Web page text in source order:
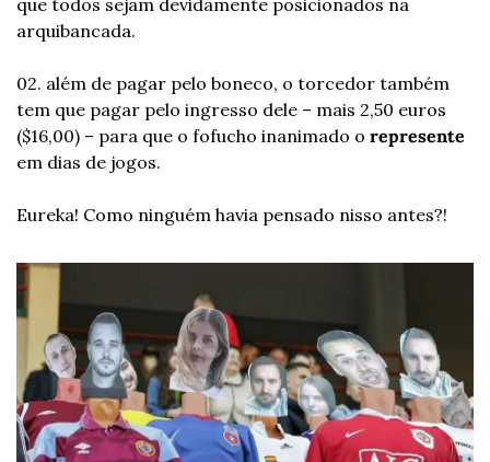
que todos sejam devidamente posicionados na
arquibancada.
02. além de pagar pelo boneco, o torcedor também
tem que pagar pelo ingresso dele – mais 2,50 euros
($16,00) – para que o fofucho inanimado o represente
em dias de jogos.
Eureka! Como ninguém havia pensado nisso antes?!